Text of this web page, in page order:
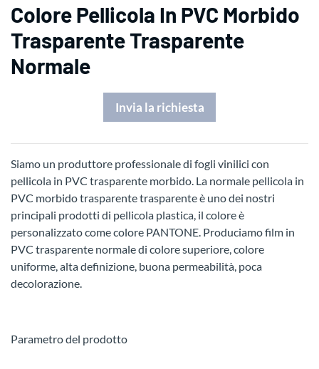
Colore Pellicola In PVC Morbido
Trasparente Trasparente
Normale
Invia la richiesta
Siamo un produttore professionale di fogli vinilici con
pellicola in PVC trasparente morbido. La normale pellicola in
PVC morbido trasparente trasparente è uno dei nostri
principali prodotti di pellicola plastica, il colore è
personalizzato come colore PANTONE. Produciamo film in
PVC trasparente normale di colore superiore, colore
uniforme, alta definizione, buona permeabilità, poca
decolorazione.
Parametro del prodotto